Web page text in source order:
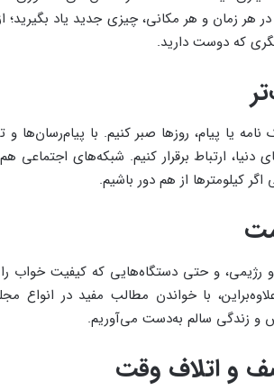
هر زمان و هر مکانی، چیزی جدید یاد بگیرید؛
که دوست دارید.
یا پیام، روزها صبر کنیم. با پیام‌رسان‌ها
ارتباط برقرار کنیم. شبکه‌های اجتماعی
کیلومترها از هم دور باشیم.
و حتی دستگاه‌هایی که کیفیت خواب را
با خواندن مطالب مفید در انواع
و زندگی سالم به‌دست می‌آوریم.
و اتلاف وقت